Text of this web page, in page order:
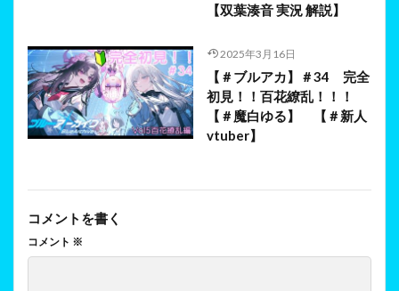
【双葉湊音 実況 解説】
2025年3月16日
【＃ブルアカ】＃34 完全
初見！！百花繚乱！！！
【＃魔白ゆる】 【＃新人
vtuber】
コメントを書く
コメント ※